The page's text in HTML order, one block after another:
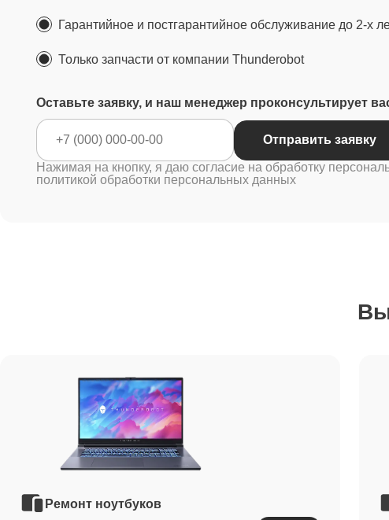
Гарантийное и постгарантийное обслуживание до 2-х
Только запчасти от компании Thunderobot
Оставьте заявку, и наш менеджер проконсультирует
Отправить заявку
Нажимая на кнопку, я даю согласие на обработку
политикой обработки персональных данных
Ремонт ноутбуков